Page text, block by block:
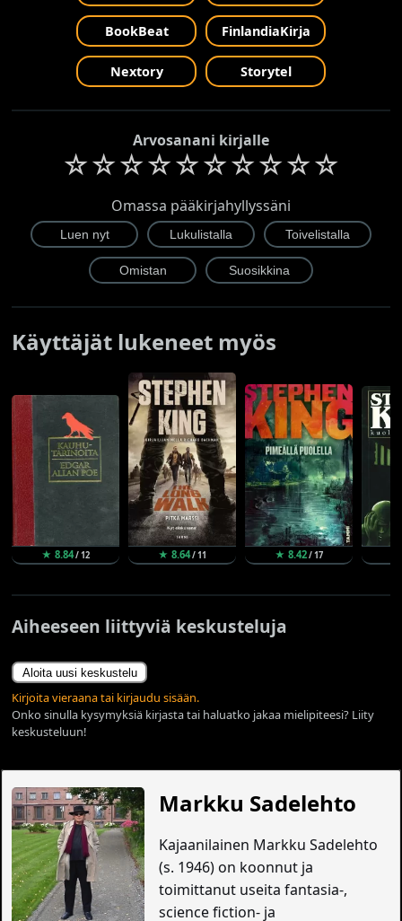
BookBeat FinlandiaKirja
Nextory Storytel
Arvosanani kirjalle
☆☆☆☆☆☆☆☆☆☆
Omassa pääkirjahyllyssäni
Käyttäjät lukeneet myös
★ 8.84/ 12 ★ 8.64/ 11 ★ 8.42/ 17
Aiheeseen liittyviä keskusteluja
Aloita uusi keskustelu
Kirjoita vieraana tai kirjaudu sisään.
Onko sinulla kysymyksiä kirjasta tai haluatko jakaa mielipiteesi? Liity
keskusteluun!
Markku Sadelehto
Kajaanilainen Markku Sadelehto
(s. 1946) on koonnut ja
toimittanut useita fantasia-,
science fiction- ja